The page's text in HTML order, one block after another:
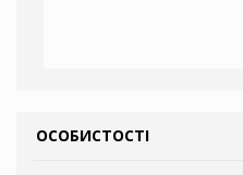
ОСОБИСТОСТІ